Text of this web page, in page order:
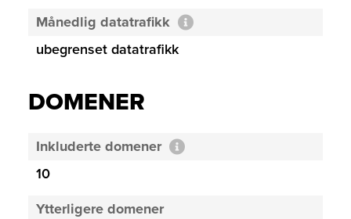
Månedlig datatrafikk
ubegrenset datatrafikk
DOMENER
Inkluderte domener
10
Ytterligere domener